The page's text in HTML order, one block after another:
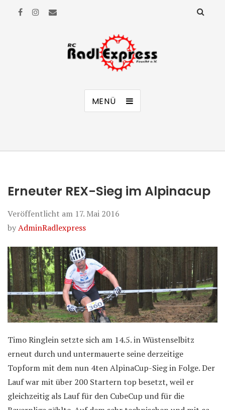
RC Radl Express Feucht e.V.
MENÜ
Erneuter REX-Sieg im Alpinacup
Veröffentlicht am 17. Mai 2016
byAdminRadlexpress
Timo Ringlein setzte sich am 14.5. in Wüstenselbitz
erneut durch und untermauerte seine derzeitige
Topform mit dem nun 4ten AlpinaCup-Sieg in Folge. Der
Lauf war mit über 200 Startern top besetzt, weil er
gleichzeitig als Lauf für den CubeCup und für die